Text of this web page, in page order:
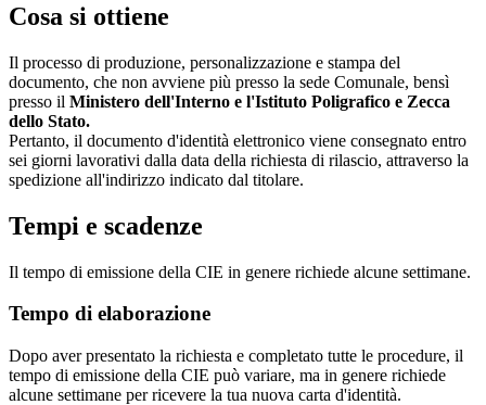
Cosa si ottiene
Il processo di produzione, personalizzazione e stampa del
documento, che non avviene più presso la sede Comunale, bensì
presso il Ministero dell'Interno e l'Istituto Poligrafico e Zecca
dello Stato.
Pertanto, il documento d'identità elettronico viene consegnato entro
sei giorni lavorativi dalla data della richiesta di rilascio, attraverso la
spedizione all'indirizzo indicato dal titolare.
Tempi e scadenze
Il tempo di emissione della CIE in genere richiede alcune settimane.
Tempo di elaborazione
Dopo aver presentato la richiesta e completato tutte le procedure, il
tempo di emissione della CIE può variare, ma in genere richiede
alcune settimane per ricevere la tua nuova carta d'identità.